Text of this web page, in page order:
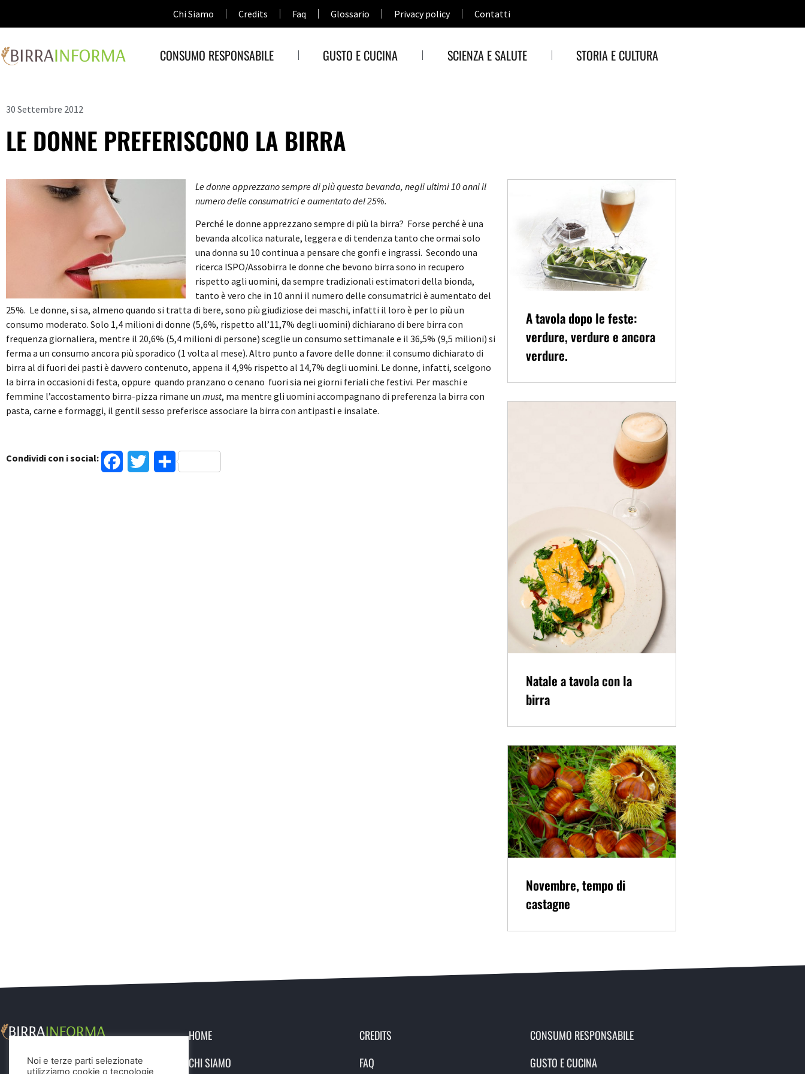
Chi Siamo Credits Faq Glossario Privacy policy Contatti
CONSUMO RESPONSABILE GUSTO E CUCINA SCIENZA E SALUTE STORIA E CULTURA
30 Settembre 2012
LE DONNE PREFERISCONO LA BIRRA
Le donne apprezzano sempre di più questa bevanda, negli ultimi 10 anni il
numero delle consumatrici e aumentato del 25%.
Perché le donne apprezzano sempre di più la birra? Forse perché è una
bevanda alcolica naturale, leggera e di tendenza tanto che ormai solo
una donna su 10 continua a pensare che gonfi e ingrassi. Secondo una
ricerca ISPO/Assobirra le donne che bevono birra sono in recupero
rispetto agli uomini, da sempre tradizionali estimatori della bionda,
tanto è vero che in 10 anni il numero delle consumatrici è aumentato del
25%. Le donne, si sa, almeno quando si tratta di bere, sono più giudiziose dei maschi, infatti il loro è per lo più un
consumo moderato. Solo 1,4 milioni di donne (5,6%, rispetto all’11,7% degli uomini) dichiarano di bere birra con
frequenza giornaliera, mentre il 20,6% (5,4 milioni di persone) sceglie un consumo settimanale e il 36,5% (9,5 milioni) si
ferma a un consumo ancora più sporadico (1 volta al mese). Altro punto a favore delle donne: il consumo dichiarato di
birra al di fuori dei pasti è davvero contenuto, appena il 4,9% rispetto al 14,7% degli uomini. Le donne, infatti, scelgono
la birra in occasioni di festa, oppure quando pranzano o cenano fuori sia nei giorni feriali che festivi. Per maschi e
femmine l’accostamento birra-pizza rimane un must, ma mentre gli uomini accompagnano di preferenza la birra con
pasta, carne e formaggi, il gentil sesso preferisce associare la birra con antipasti e insalate.
Condividi con i social: FacebookTwitterCondividi
A tavola dopo le feste:
verdure, verdure e ancora
verdure.
Natale a tavola con la
birra
Novembre, tempo di
castagne
HOME
CHI SIAMO
CREDITS
FAQ
CONSUMO RESPONSABILE
GUSTO E CUCINA
Noi e terze parti selezionate
utilizziamo cookie o tecnologie